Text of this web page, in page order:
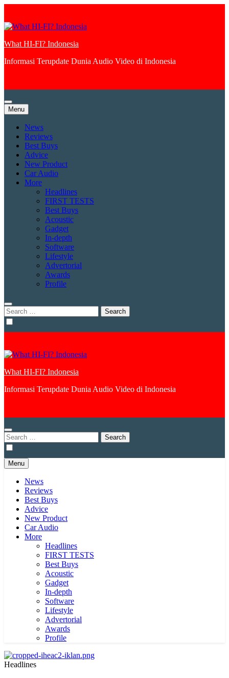
content
What HI-FI? Indonesia
Informasi Terupdate Dunia Audio Video di Indonesia
Menu
News
Reviews
Best Buys
Advice
New Product
Car Audio
More
Headlines
FIRST TESTS
Best Buys
Acoustic
Gadget
In-depth
Software
Lifestyle
Advertorial
Awards
Profile
Search
for:
What HI-FI? Indonesia
Informasi Terupdate Dunia Audio Video di Indonesia
Search
for:
Menu
News
Reviews
Best Buys
Advice
New Product
Car Audio
More
Headlines
FIRST TESTS
Best Buys
Acoustic
Gadget
In-depth
Software
Lifestyle
Advertorial
Awards
Profile
Headlines